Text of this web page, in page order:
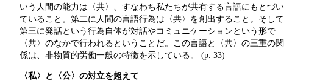
いう人間の能力は〈共〉、すなわち私たちが共有する言語にもとづい
ていること。第二に人間の言語行為は〈共〉を創出すること。そして
第三に発話という行為自体が対話やコミュニケーションという形で
〈共〉のなかで行われるということだ。この言語と〈共〉の三重の関
係は、非物質的労働一般の特徴を示している。 (p. 33)
〈私〉と〈公〉の対立を超えて